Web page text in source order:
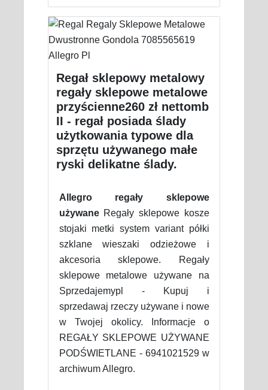
Regał sklepowy metalowy
regały sklepowe metalowe
przyścienne260 zł nettomb
II - regał posiada ślady
użytkowania typowe dla
sprzętu używanego małe
ryski delikatne ślady.
Allegro regały sklepowe
używaneRegały sklepowe kosze
stojaki metki system variant półki
szklane wieszaki odzieżowe i
akcesoria sklepowe. Regały
sklepowe metalowe używane na
Sprzedajemypl - Kupuj i
sprzedawaj rzeczy używane i nowe
w Twojej okolicy. Informacje o
REGAŁY SKLEPOWE UŻYWANE
PODŚWIETLANE - 6941021529 w
archiwum Allegro.